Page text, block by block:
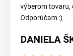
výberom tovaru,
Odporúčam :)
DANIELA